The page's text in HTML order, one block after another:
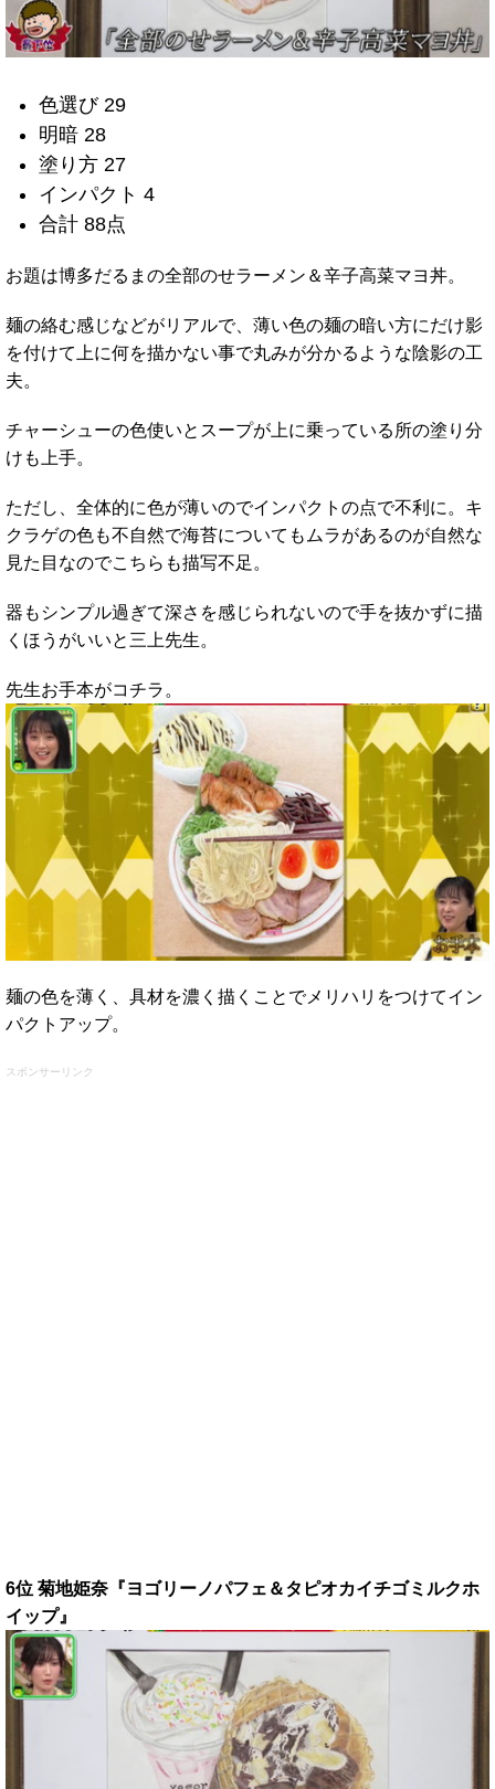
色選び 29
明暗 28
塗り方 27
インパクト 4
合計 88点
お題は博多だるまの全部のせラーメン＆辛子高菜マヨ丼。
麺の絡む感じなどがリアルで、薄い色の麺の暗い方にだけ影
を付けて上に何を描かない事で丸みが分かるような陰影の工
夫。
チャーシューの色使いとスープが上に乗っている所の塗り分
けも上手。
ただし、全体的に色が薄いのでインパクトの点で不利に。キ
クラゲの色も不自然で海苔についてもムラがあるのが自然な
見た目なのでこちらも描写不足。
器もシンプル過ぎて深さを感じられないので手を抜かずに描
くほうがいいと三上先生。
先生お手本がコチラ。
麺の色を薄く、具材を濃く描くことでメリハリをつけてイン
パクトアップ。
スポンサーリンク
6位 菊地姫奈『ヨゴリーノパフェ＆タピオカイチゴミルクホ
イップ』